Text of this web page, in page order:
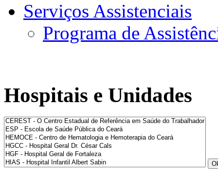
Serviços Assistenciais
Programa de
Hospitais e Unidades